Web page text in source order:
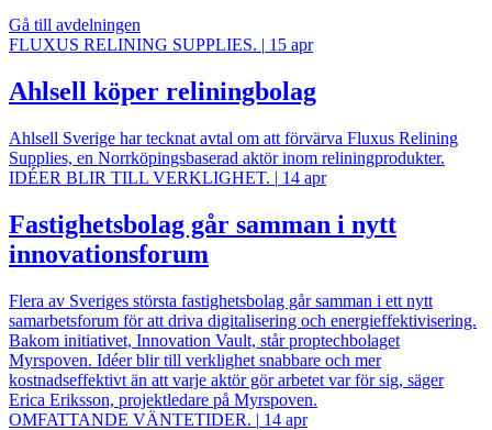
Gå till avdelningen
FLUXUS RELINING SUPPLIES. | 15 apr
Ahlsell köper reliningbolag
Ahlsell Sverige har tecknat avtal om att förvärva Fluxus Relining
Supplies, en Norrköpingsbaserad aktör inom reliningprodukter.
IDÉER BLIR TILL VERKLIGHET. | 14 apr
Fastighetsbolag går samman i nytt
innovationsforum
Flera av Sveriges största fastighetsbolag går samman i ett nytt
samarbetsforum för att driva digitalisering och energieffektivisering.
Bakom initiativet, Innovation Vault, står proptechbolaget
Myrspoven. Idéer blir till verklighet snabbare och mer
kostnadseffektivt än att varje aktör gör arbetet var för sig, säger
Erica Eriksson, projektledare på Myrspoven.
OMFATTANDE VÄNTETIDER. | 14 apr